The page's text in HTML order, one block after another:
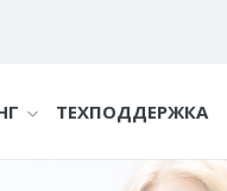
ТЕХПОДДЕРЖКА